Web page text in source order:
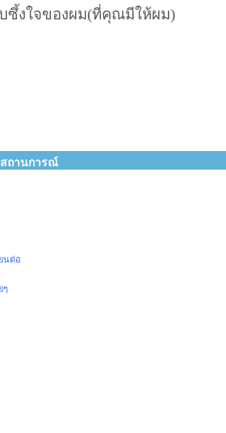
ซึ้งใจของผม(ที่คุณมีให้ผม)
สถานการณ์
นต่อ
ๆ